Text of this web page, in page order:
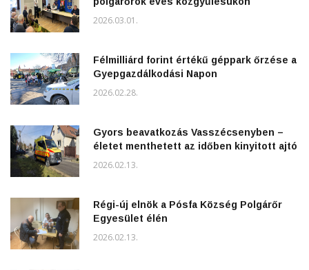
2026.03.01.
Félmilliárd forint értékű géppark őrzése a
Gyepgazdálkodási Napon
2026.02.28.
Gyors beavatkozás Vasszécsenyben –
életet menthetett az időben kinyitott ajtó
2026.02.13.
Régi-új elnök a Pósfa Község Polgárőr
Egyesület élén
2026.02.13.